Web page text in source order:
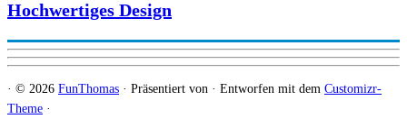
Hochwertiges Design
· © 2026 FunThomas · Präsentiert von · Entworfen mit dem Customizr-
Theme ·